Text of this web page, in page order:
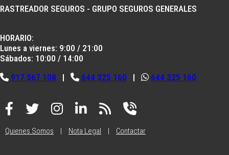
RASTREADOR SEGUROS - GRUPO SEGUROS GENERALES
HORARIO:
Lunes a viernes: 9:00 / 21:00
Sábados: 10:00 / 14:00
917 567 108 | 644 325 160 | 644 325 160
Quienes Somos | Nota Legal | Contactar